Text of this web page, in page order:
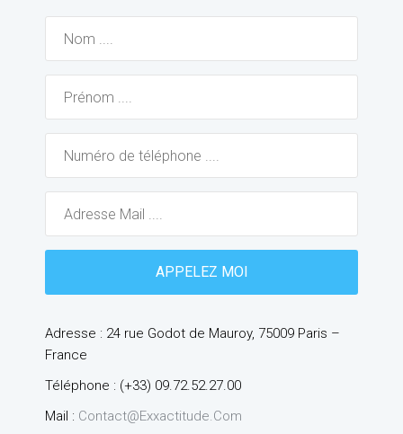
Adresse : 24 rue Godot de Mauroy, 75009 Paris –
France
Téléphone : (+33) 09.72.52.27.00
Mail : Contact@exxactitude.com